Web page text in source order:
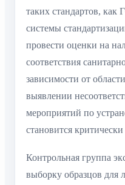
таких стандартов,
системы
провести оценки на
соответствия
зависимости от
выявлении
мероприятий по
становится
Контрольная группа
выборку образцов для